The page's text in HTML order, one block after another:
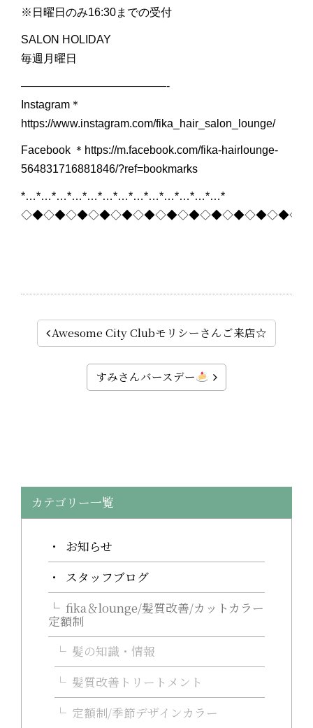
※日曜日のみ16:30までの受付
SALON HOLIDAY
毎週月曜日
—————————————-
Instagram＊
https://www.instagram.com/fika_hair_salon_lounge/
Facebook ＊https://m.facebook.com/fika-hairlounge-
564831716881846/?ref=bookmarks
*…*…*…*…*…*…*…*…*…*…*…*…*…*
Awesome City Clubモリシーさんご来店☆
すみさんバースデー
カテゴリー一覧
お知らせ
スタッフブログ
fika＆lounge/髪質改善/カットカラー
定額制
髪の知識・情報
髪質改善トリートメント
定額制/季節デザインカラー